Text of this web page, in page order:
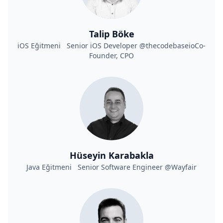
Talip Böke
iOS Eğitmeni Senior iOS Developer @thecodebaseioCo-
Founder, CPO
Hüseyin Karabakla
Java Eğitmeni Senior Software Engineer @Wayfair